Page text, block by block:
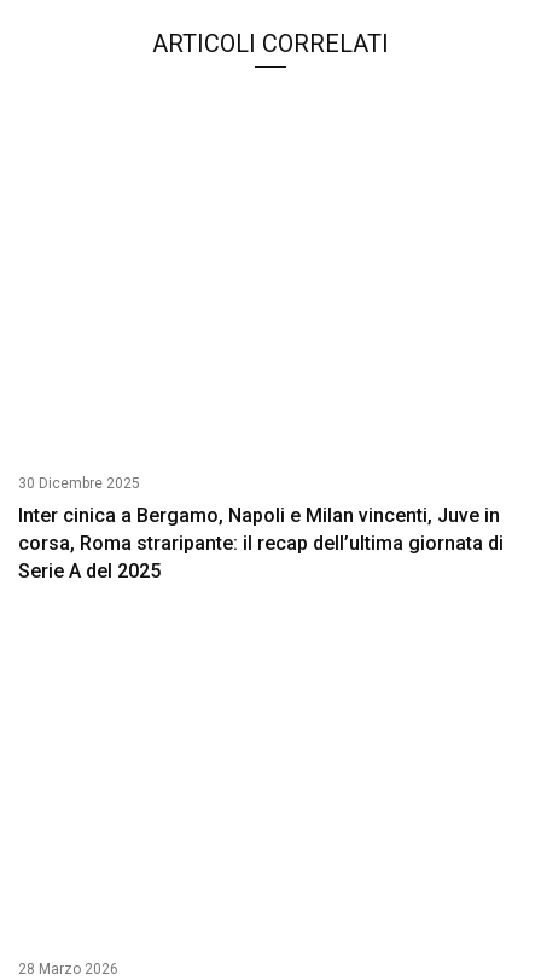
ARTICOLI CORRELATI
30 Dicembre 2025
Inter cinica a Bergamo, Napoli e Milan vincenti, Juve in
corsa, Roma straripante: il recap dell’ultima giornata di
Serie A del 2025
28 Marzo 2026